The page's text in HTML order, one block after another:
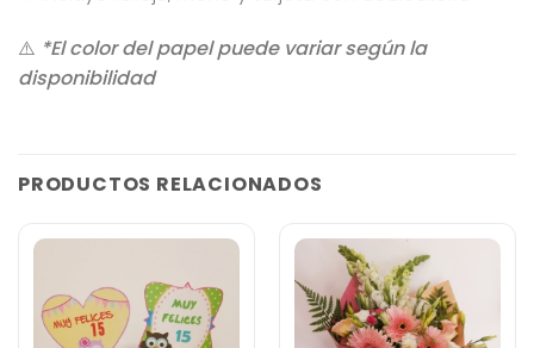
⚠️ *El color del papel puede variar según la
disponibilidad
PRODUCTOS RELACIONADOS